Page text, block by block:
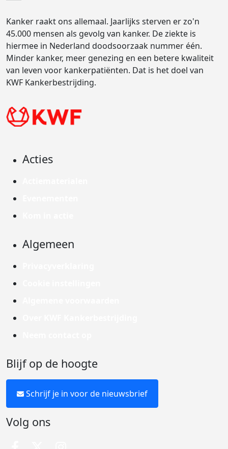
Kanker raakt ons allemaal. Jaarlijks sterven er zo'n
45.000 mensen als gevolg van kanker. De ziekte is
hiermee in Nederland doodsoorzaak nummer één.
Minder kanker, meer genezing en een betere kwaliteit
van leven voor kankerpatiënten. Dat is het doel van
KWF Kankerbestrijding.
Acties
Algemeen
Blijf op de hoogte
Schrijf je in voor de nieuwsbrief
Volg ons